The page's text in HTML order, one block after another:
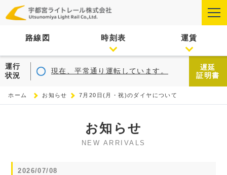
路線図 時刻表 運賃
運行
状況
現在、平常通り運転しています。
遅延
証明書
ホーム お知らせ 7月20日(月・祝)のダイヤについて
お知らせ
NEW ARRIVALS
2026/07/08